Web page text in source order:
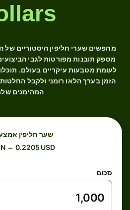
מספק תובנות מפורטות לגבי
לעומת מטבעות עיקריים בעולם.
הזמן בערך הלאו רומני ולקבל
המהימנים
שער חליפין
← 0.2205 USD
סכום